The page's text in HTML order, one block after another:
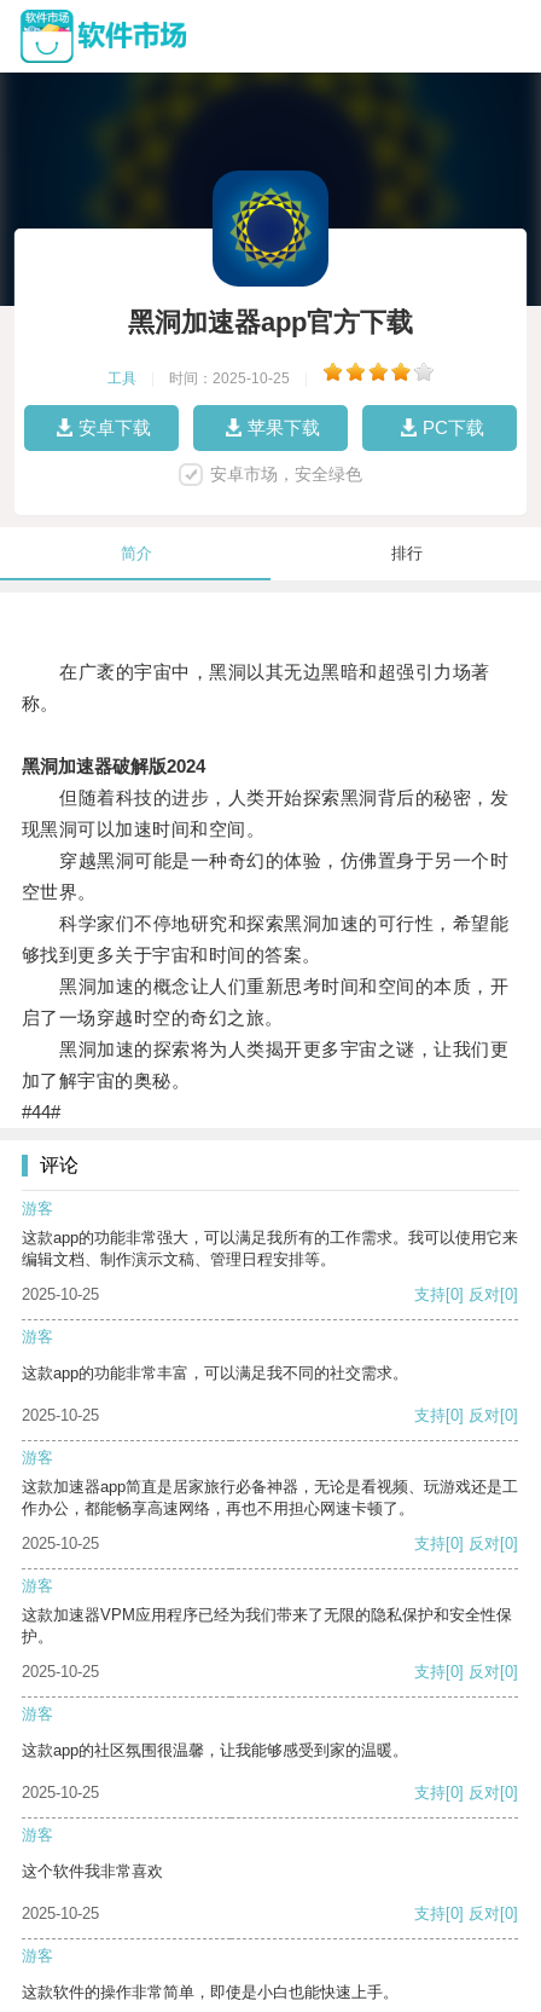
黑洞加速器app官方下载
工具 时间：2025-10-25
安卓下载 苹果下载 PC下载
安卓市场，安全绿色
简介 排行
在广袤的宇宙中，黑洞以其无边黑暗和超强引力场著
称。
黑洞加速器破解版2024
但随着科技的进步，人类开始探索黑洞背后的秘密，发
现黑洞可以加速时间和空间。
穿越黑洞可能是一种奇幻的体验，仿佛置身于另一个时
空世界。
科学家们不停地研究和探索黑洞加速的可行性，希望能
够找到更多关于宇宙和时间的答案。
黑洞加速的概念让人们重新思考时间和空间的本质，开
启了一场穿越时空的奇幻之旅。
黑洞加速的探索将为人类揭开更多宇宙之谜，让我们更
加了解宇宙的奥秘。
#44#
评论
游客
这款app的功能非常强大，可以满足我所有的工作需求。我可以使用它来
编辑文档、制作演示文稿、管理日程安排等。
2025-10-25
支持[0] 反对[0]
游客
这款app的功能非常丰富，可以满足我不同的社交需求。
2025-10-25 支持[0] 反对[0]
游客
这款加速器app简直是居家旅行必备神器，无论是看视频、玩游戏还是工
作办公，都能畅享高速网络，再也不用担心网速卡顿了。
2025-10-25
支持[0] 反对[0]
游客
这款加速器VPM应用程序已经为我们带来了无限的隐私保护和安全性保
护。
2025-10-25
支持[0] 反对[0]
游客
这款app的社区氛围很温馨，让我能够感受到家的温暖。
2025-10-25 支持[0] 反对[0]
游客
这个软件我非常喜欢
2025-10-25 支持[0] 反对[0]
游客
这款软件的操作非常简单，即使是小白也能快速上手。